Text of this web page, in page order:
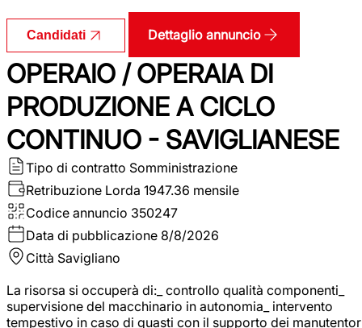
Candidati Dettaglio annuncio
OPERAIO / OPERAIA DI
PRODUZIONE A CICLO
CONTINUO - SAVIGLIANESE
Tipo di contratto Somministrazione
Retribuzione Lorda 1947.36 mensile
Codice annuncio 350247
Data di pubblicazione 8/8/2026
Città Savigliano
La risorsa si occuperà di:_ controllo qualità componenti_
supervisione del macchinario in autonomia_ intervento
tempestivo in caso di guasti con il supporto dei